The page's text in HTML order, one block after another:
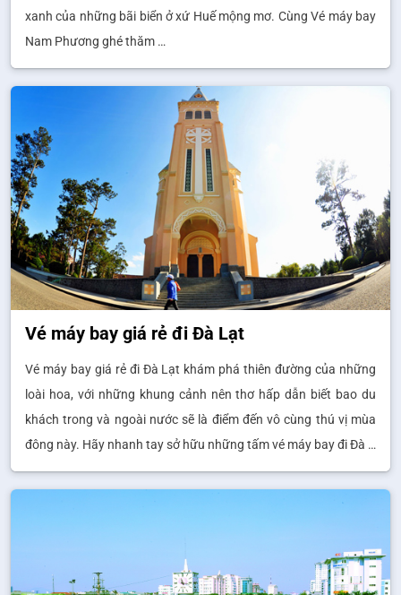
xanh của những bãi biển ở xứ Huế mộng mơ. Cùng Vé máy bay
Nam Phương ghé thăm …
Vé máy bay giá rẻ đi Đà Lạt
Vé máy bay giá rẻ đi Đà Lạt khám phá thiên đường của những
loài hoa, với những khung cảnh nên thơ hấp dẫn biết bao du
khách trong và ngoài nước sẽ là điểm đến vô cùng thú vị mùa
đông này. Hãy nhanh tay sở hữu những tấm vé máy bay đi Đà …